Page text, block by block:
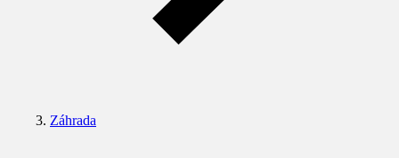
Záhrada